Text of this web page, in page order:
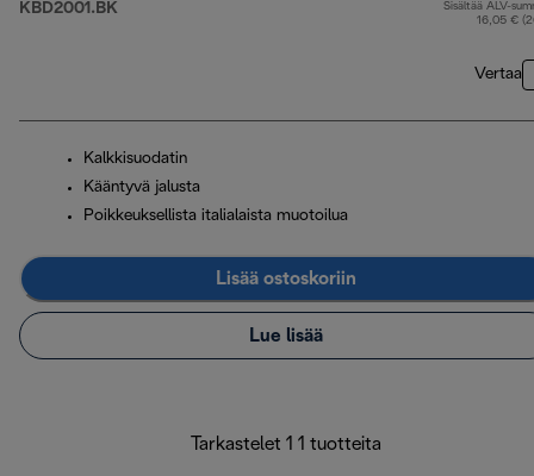
KBD2001.BK
Sisältää ALV-
16,05 €
Vertaa
Kalkkisuodatin
Kääntyvä jalusta
Poikkeuksellista italialaista muotoilua
Lisää ostoskoriin
Lue lisää
Tarkastelet 1 1 tuotteita